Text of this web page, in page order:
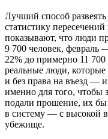
Лучший способ
статистику
показывают, что люди
9 700 человек, февраль
22% до примерно 11
реальные люди, которые
и без права на въезд — и
именно для того, чтобы
подали прошение, их бы
в систему — с высокой
убежище.